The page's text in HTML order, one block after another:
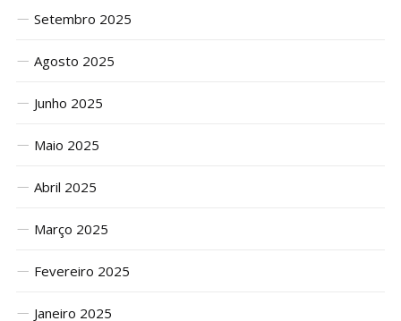
Setembro 2025
Agosto 2025
Junho 2025
Maio 2025
Abril 2025
Março 2025
Fevereiro 2025
Janeiro 2025